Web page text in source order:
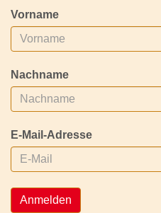
Vorname
Nachname
E-Mail-Adresse
Anmelden